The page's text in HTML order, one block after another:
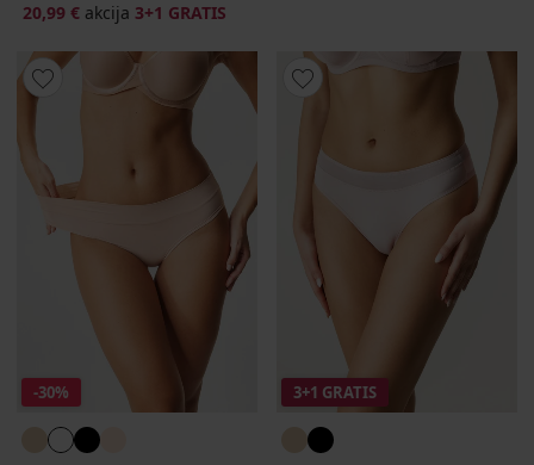
20,99 € akcija 3+1 GRATIS
-30% 3+1 GRATIS